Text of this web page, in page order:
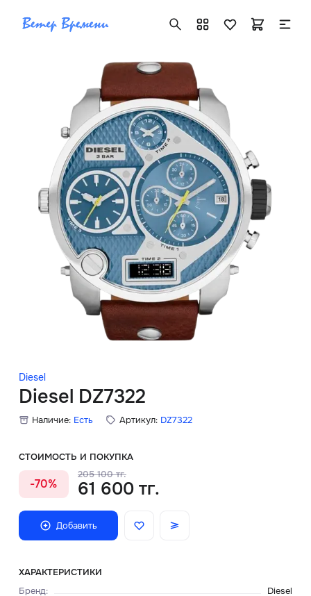
Diesel
Diesel DZ7322
Наличие: Есть Артикул: DZ7322
СТОИМОСТЬ И ПОКУПКА
-70%
205 100 тг.
61 600 тг.
Добавить
ХАРАКТЕРИСТИКИ
Бренд:
Diesel
+7 ( 705 ) 181-42-50
info@vetervremeni.kz
Авторизация
Каталог
Мужские часы
Женские часы
Скидки
Главная
О нас
Доставка и оплата
Блог